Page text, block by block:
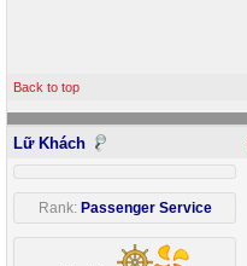
Back to top
Lữ Khách
Rank: Passenger Service